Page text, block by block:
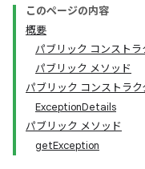
このページの内容
概要
パブリック コンストラ
パブリック メソッド
パブリック コンストラク
ExceptionDetails
パブリック メソッド
getException